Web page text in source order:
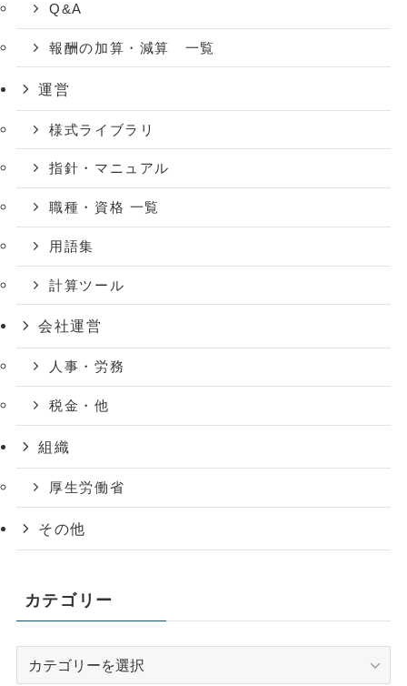
Q&A
報酬の加算・減算 一覧
運営
様式ライブラリ
指針・マニュアル
職種・資格 一覧
用語集
計算ツール
会社運営
人事・労務
税金・他
組織
厚生労働省
その他
カテゴリー